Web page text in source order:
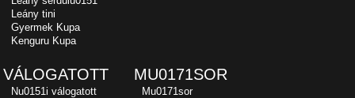
Leány tini
Gyermek Kupa
Kenguru Kupa
VÁLOGATOTT
Nu0151i válogatott
MU0171SOR
Mu0171sor